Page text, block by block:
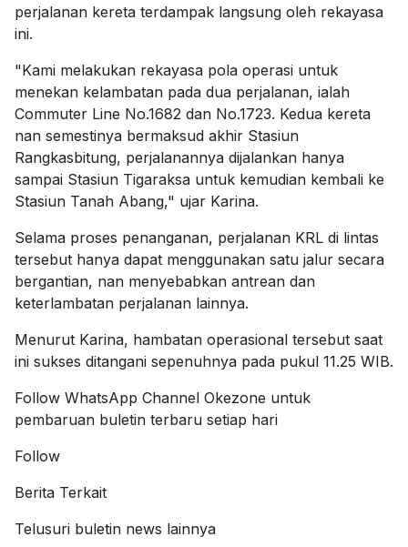
perjalanan kereta terdampak langsung oleh rekayasa
ini.
"Kami melakukan rekayasa pola operasi untuk
menekan kelambatan pada dua perjalanan, ialah
Commuter Line No.1682 dan No.1723. Kedua kereta
nan semestinya bermaksud akhir Stasiun
Rangkasbitung, perjalanannya dijalankan hanya
sampai Stasiun Tigaraksa untuk kemudian kembali ke
Stasiun Tanah Abang," ujar Karina.
Selama proses penanganan, perjalanan KRL di lintas
tersebut hanya dapat menggunakan satu jalur secara
bergantian, nan menyebabkan antrean dan
keterlambatan perjalanan lainnya.
Menurut Karina, hambatan operasional tersebut saat
ini sukses ditangani sepenuhnya pada pukul 11.25 WIB.
Follow WhatsApp Channel Okezone untuk
pembaruan buletin terbaru setiap hari
Follow
Berita Terkait
Telusuri buletin news lainnya